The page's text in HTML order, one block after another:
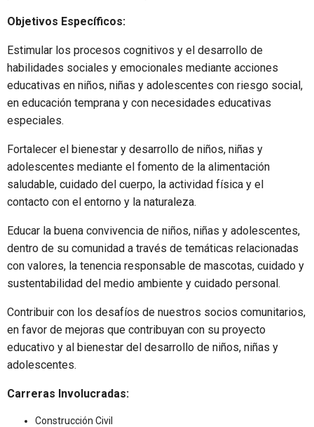
Objetivos Específicos:
Estimular los procesos cognitivos y el desarrollo de
habilidades sociales y emocionales mediante acciones
educativas en niños, niñas y adolescentes con riesgo social,
en educación temprana y con necesidades educativas
especiales.
Fortalecer el bienestar y desarrollo de niños, niñas y
adolescentes mediante el fomento de la alimentación
saludable, cuidado del cuerpo, la actividad física y el
contacto con el entorno y la naturaleza.
Educar la buena convivencia de niños, niñas y adolescentes,
dentro de su comunidad a través de temáticas relacionadas
con valores, la tenencia responsable de mascotas, cuidado y
sustentabilidad del medio ambiente y cuidado personal.
Contribuir con los desafíos de nuestros socios comunitarios,
en favor de mejoras que contribuyan con su proyecto
educativo y al bienestar del desarrollo de niños, niñas y
adolescentes.
Carreras Involucradas:
Construcción Civil